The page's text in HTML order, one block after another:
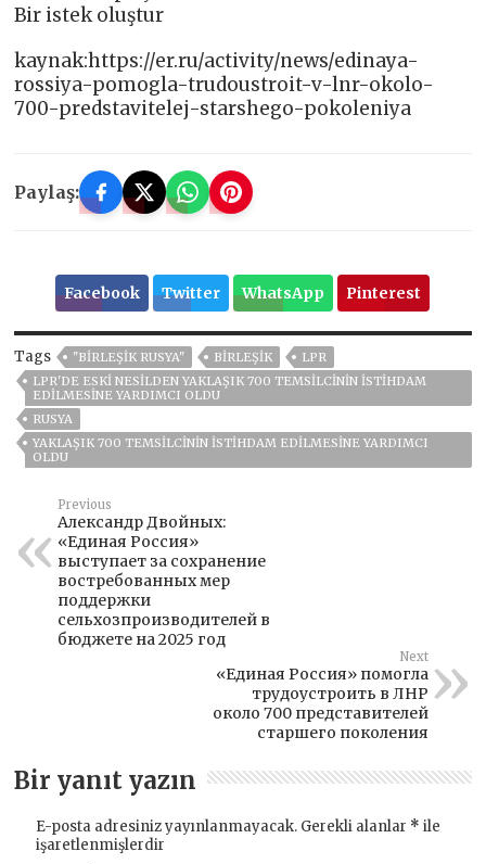
Bir istek oluştur
kaynak:https://er.ru/activity/news/edinaya-
rossiya-pomogla-trudoustroit-v-lnr-okolo-
700-predstavitelej-starshego-pokoleniya
Paylaş:
Facebook Twitter WhatsApp Pinterest
Tags "BIRLEŞIK RUSYA" BIRLEŞIK
LPR
LPR'DE ESKI NESILDEN YAKLAŞIK 700 TEMSILCININ ISTIHDAM
EDILMESINE YARDIMCI OLDU
RUSYA
YAKLAŞIK 700 TEMSILCININ ISTIHDAM EDILMESINE YARDIMCI
OLDU
Previous
Александр Двойных:
«Единая Россия»
выступает за сохранение
востребованных мер
поддержки
сельхозпроизводителей в
бюджете на 2025 год
Next
«Единая Россия» помогла
трудоустроить в ЛНР
около 700 представителей
старшего поколения
Bir yanıt yazın
E-posta adresiniz yayınlanmayacak. Gerekli alanlar * ile
işaretlenmişlerdir